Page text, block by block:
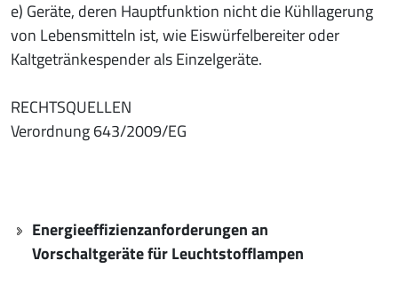
e) Geräte, deren Hauptfunktion nicht die Kühllagerung
von Lebensmitteln ist, wie Eiswürfelbereiter oder
Kaltgetränkespender als Einzelgeräte.
RECHTSQUELLEN
Verordnung 643/2009/EG
Energieeffizienzanforderungen an
Vorschaltgeräte für Leuchtstofflampen